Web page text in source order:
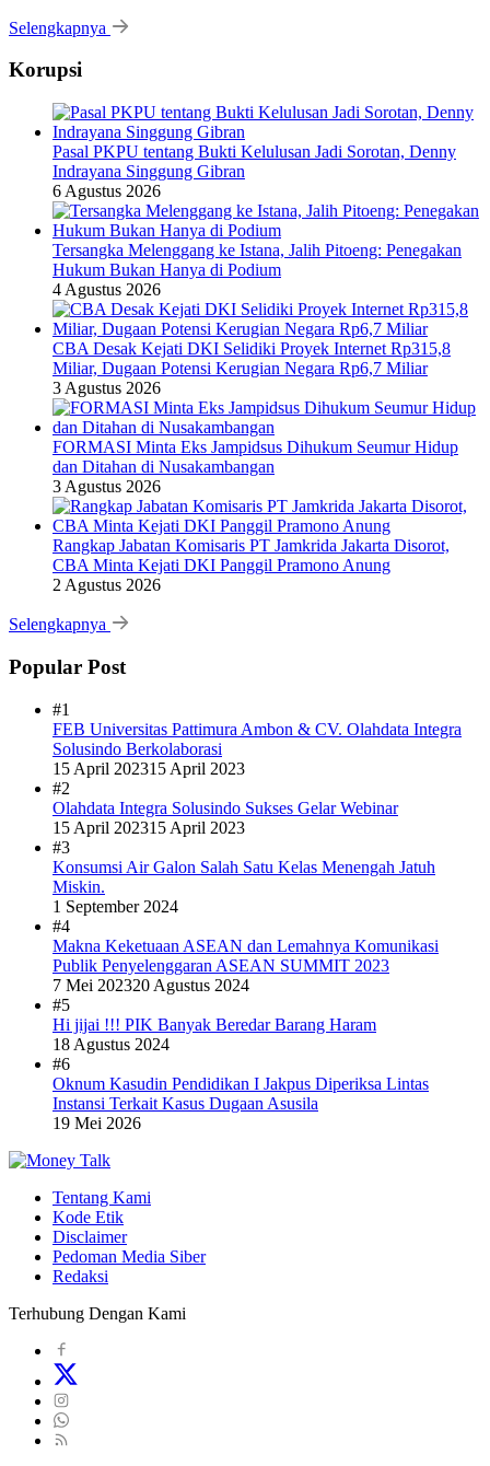
Selengkapnya
Korupsi
Pasal PKPU tentang Bukti Kelulusan Jadi Sorotan, Denny
Indrayana Singgung Gibran
6 Agustus 2026
Tersangka Melenggang ke Istana, Jalih Pitoeng: Penegakan
Hukum Bukan Hanya di Podium
4 Agustus 2026
CBA Desak Kejati DKI Selidiki Proyek Internet Rp315,8
Miliar, Dugaan Potensi Kerugian Negara Rp6,7 Miliar
3 Agustus 2026
FORMASI Minta Eks Jampidsus Dihukum Seumur Hidup
dan Ditahan di Nusakambangan
3 Agustus 2026
Rangkap Jabatan Komisaris PT Jamkrida Jakarta Disorot,
CBA Minta Kejati DKI Panggil Pramono Anung
2 Agustus 2026
Selengkapnya
Popular Post
#1
FEB Universitas Pattimura Ambon & CV. Olahdata Integra
Solusindo Berkolaborasi
15 April 202315 April 2023
#2
Olahdata Integra Solusindo Sukses Gelar Webinar
15 April 202315 April 2023
#3
Konsumsi Air Galon Salah Satu Kelas Menengah Jatuh
Miskin.
1 September 2024
#4
Makna Keketuaan ASEAN dan Lemahnya Komunikasi
Publik Penyelenggaran ASEAN SUMMIT 2023
7 Mei 202320 Agustus 2024
#5
Hi jijai !!! PIK Banyak Beredar Barang Haram
18 Agustus 2024
#6
Oknum Kasudin Pendidikan I Jakpus Diperiksa Lintas
Instansi Terkait Kasus Dugaan Asusila
19 Mei 2026
Tentang Kami
Kode Etik
Disclaimer
Pedoman Media Siber
Redaksi
Terhubung Dengan Kami